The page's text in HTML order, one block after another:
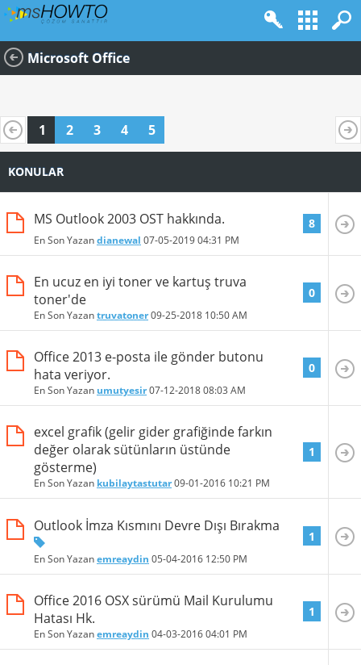
Microsoft Office
1 2 3 4 5
KONULAR
MS Outlook 2003 OST hakkında.
En Son Yazandianewal 07-05-201904:31 PM
8
En ucuz en iyi toner ve kartuş truva
toner'de
En Son Yazantruvatoner09-25-2018 10:50 AM
0
Office 2013 e-posta ile gönder butonu
hata veriyor.
En Son Yazan umutyesir07-12-201808:03 AM
0
excel grafik (gelir gider grafiğinde farkın
değer olarak sütünların üstünde
gösterme)
En Son Yazan kubilaytastutar09-01-2016 10:21 PM
1
Outlook İmza Kısmını Devre Dışı Bırakma
En Son Yazanemreaydin 05-04-2016 12:50 PM
1
Office 2016 OSX sürümü Mail Kurulumu
Hatası Hk.
En Son Yazanemreaydin 04-03-201604:01 PM
1